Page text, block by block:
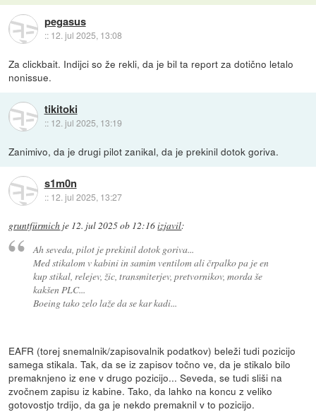
pegasus
:: 12. jul 2025, 13:08
Za clickbait. Indijci so že rekli, da je bil ta report za dotično letalo
nonissue.
tikitoki
:: 12. jul 2025, 13:19
Zanimivo, da je drugi pilot zanikal, da je prekinil dotok goriva.
s1m0n
:: 12. jul 2025, 13:27
gruntfürmich je 12. jul 2025 ob 12:16izjavil:
Ah seveda, pilot je prekinil dotok goriva...
Med stikalom v kabini in samim ventilom ali črpalko pa je en
kup stikal, relejev, žic, transmiterjev, pretvornikov, morda še
kakšen PLC...
Boeing tako zelo laže da se kar kadi...
EAFR (torej snemalnik/zapisovalnik podatkov) beleži tudi pozicijo
samega stikala. Tak, da se iz zapisov točno ve, da je stikalo bilo
premaknjeno iz ene v drugo pozicijo... Seveda, se tudi sliši na
zvočnem zapisu iz kabine. Tako, da lahko na koncu z veliko
gotovostjo trdijo, da ga je nekdo premaknil v to pozicijo.